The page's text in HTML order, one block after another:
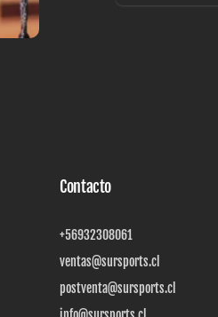
Contacto
+56932308061
ventas@sursports.cl
postventa@sursports.cl